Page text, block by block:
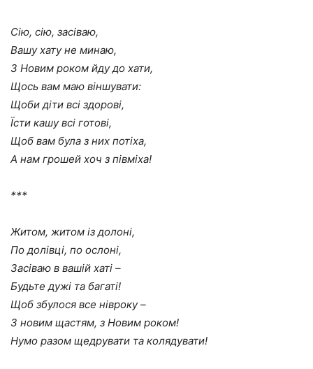
Сію, сію, засіваю,
Вашу хату не минаю,
З Новим роком йду до хати,
Щось вам маю віншувати:
Щоби діти всі здорові,
Їсти кашу всі готові,
Щоб вам була з них потіха,
А нам грошей хоч з півміха!
***
Житом, житом із долоні,
По долівці, по ослоні,
Засіваю в вашій хаті –
Будьте дужі та багаті!
Щоб збулося все нівроку –
З новим щастям, з Новим роком!
Нумо разом щедрувати та колядувати!